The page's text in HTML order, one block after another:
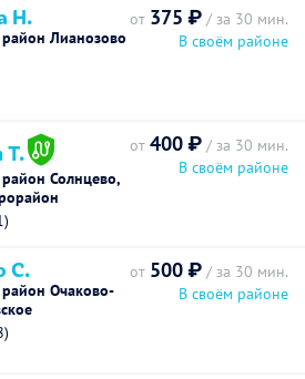
Н.
Лианозово
от 375 ₽ / за 30 мин.
В своём районе
Т.
Солнцево,
от 400 ₽ / за 30 мин.
В своём районе
С.
Очаково-
от 500 ₽ / за 30 мин.
В своём районе